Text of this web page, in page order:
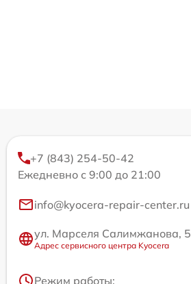
+7 (843) 254-50-42
Ежедневно с 9:00 до 21:00
info@kyocera-repair-center.ru
ул. Марселя Салимжанова, 5
Адрес сервисного центра Kyocera
Режим работы: